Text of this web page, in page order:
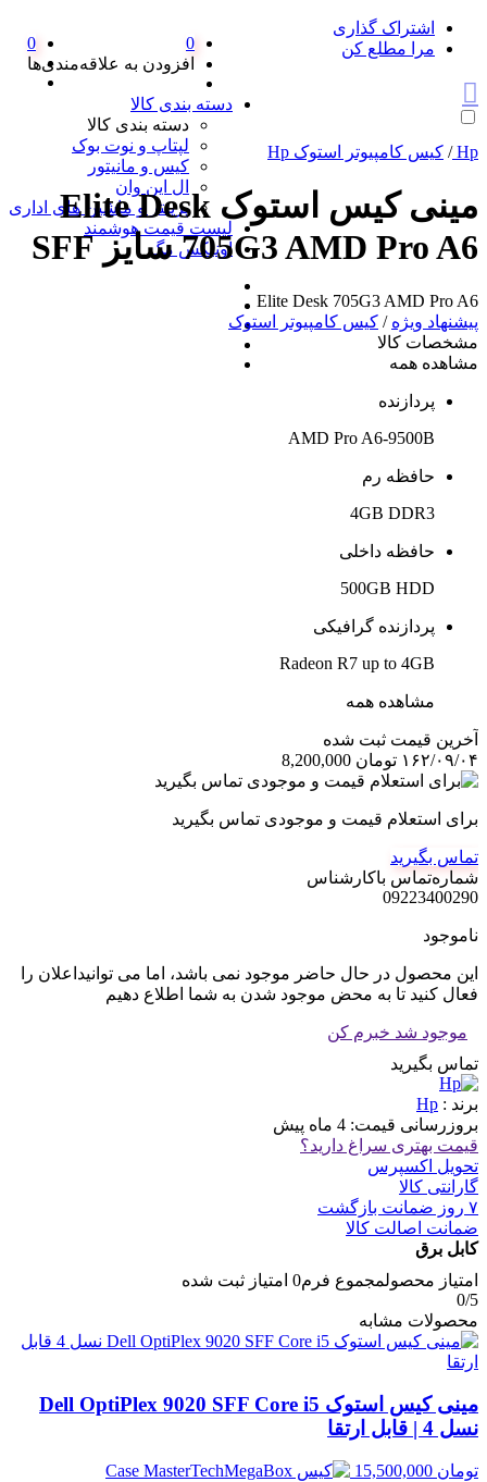
اشتراک گذاری
مرا مطلع کن
0
افزودن به علاقه‌مندی‌ها
0
دسته بندی کالا
دسته بندی کالا
لپتاپ و نوت بوک
کیس و مانیتور
ال این وان
پرینتر و ماشین های اداری
لیست قیمت هوشمند
اونیکس مگ
Hp
/ کیس کامپیوتر استوک Hp
مینی کیس استوک Elite Desk
705G3 AMD Pro A6 سایز SFF
Elite Desk 705G3 AMD Pro A6
پیشنهاد ویژه / کیس کامپیوتر استوک
مشخصات کالا
مشاهده همه
پردازنده
AMD Pro A6-9500B
حافظه رم
4GB DDR3
حافظه داخلی
500GB HDD
پردازنده گرافیکی
Radeon R7 up to 4GB
مشاهده همه
آخرین‌ قیمت ثبت‌ شده
۱۶۲/۰۹/۰۴ تومان
برای استعلام قیمت و موجودی تماس بگیرید
تماس بگیرید
شماره‌تماس‌ با‌کارشناس
09223400290
ناموجود
این محصول در حال حاضر موجود نمی باشد، اما می توانیداعلان را
فعال کنید تا به محض موجود شدن به شما اطلاع دهیم
موجود شد خبرم کن
تماس بگیرید
برند : Hp
بروزرسانی قیمت: 4 ماه پیش
قیمت بهتری سراغ دارید؟
تحویل اکسپرس
گارانتی کالا
۷ روز ضمانت بازگشت
ضمانت اصالت کالا
کابل برق
امتیاز محصولمجموع فرم0 امتیاز ثبت شده
0/5
محصولات مشابه
مینی کیس استوک Dell OptiPlex 9020 SFF Core i5
نسل 4 | قابل ارتقا
تومان